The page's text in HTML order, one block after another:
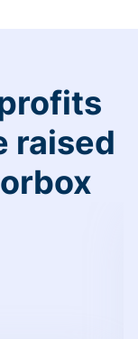
raised